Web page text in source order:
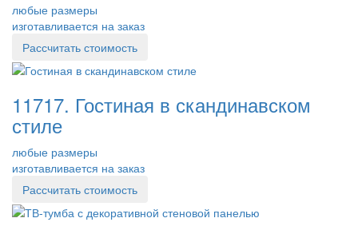
любые размеры
изготавливается на заказ
Рассчитать стоимость
11717. Гостиная в скандинавском
стиле
любые размеры
изготавливается на заказ
Рассчитать стоимость